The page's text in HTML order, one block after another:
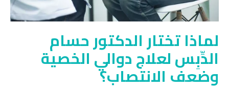
لماذا تختار الدكتور حسام
الدِّبِس لعلاج دوالي الخصية
وضعف الانتصاب؟